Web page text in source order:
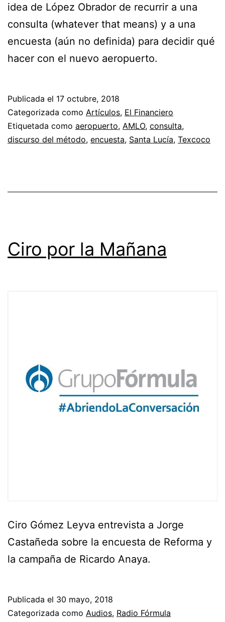
idea de López Obrador de recurrir a una
consulta (whatever that means) y a una
encuesta (aún no definida) para decidir qué
hacer con el nuevo aeropuerto.
Publicada el 17 octubre, 2018
Categorizada como Artículos, El Financiero
Etiquetada como aeropuerto, AMLO, consulta,
discurso del método, encuesta, Santa Lucía, Texcoco
Ciro por la Mañana
Ciro Gómez Leyva entrevista a Jorge
Castañeda sobre la encuesta de Reforma y
la campaña de Ricardo Anaya.
Publicada el 30 mayo, 2018
Categorizada como Audios, Radio Fórmula